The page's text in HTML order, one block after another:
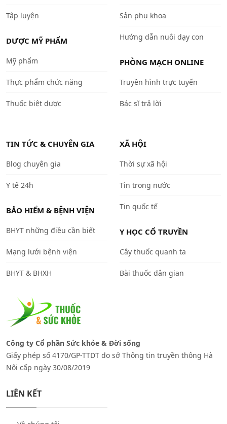
Tập luyện
DƯỢC MỸ PHẨM
Mỹ phẩm
Thực phẩm chức năng
Thuốc biệt dược
Sản phụ khoa
Hướng dẫn nuôi dạy con
PHÒNG MẠCH ONLINE
Truyền hình trực tuyến
Bác sĩ trả lời
TIN TỨC & CHUYÊN GIA
Blog chuyên gia
Y tế 24h
BẢO HIỂM & BỆNH VIỆN
BHYT những điều cần biết
Mạng lưới bệnh viện
BHYT & BHXH
XÃ HỘI
Thời sự xã hội
Tin trong nước
Tin quốc tế
Y HỌC CỔ TRUYỀN
Cây thuốc quanh ta
Bài thuốc dân gian
Công ty Cổ phần Sức khỏe & Đời sống
Giấy phép số 4170/GP-TTDT do sở Thông tin truyền thông Hà
Nội cấp ngày 30/08/2019
LIÊN KẾT